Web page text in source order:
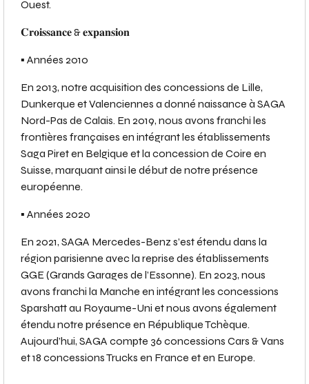
Ouest.
𝐂𝐫𝐨𝐢𝐬𝐬𝐚𝐧𝐜𝐞 & 𝐞𝐱𝐩𝐚𝐧𝐬𝐢𝐨𝐧
▪️ Années 2010
En 2013, notre acquisition des concessions de Lille,
Dunkerque et Valenciennes a donné naissance à SAGA
Nord-Pas de Calais. En 2019, nous avons franchi les
frontières françaises en intégrant les établissements
Saga Piret en Belgique et la concession de Coire en
Suisse, marquant ainsi le début de notre présence
européenne.
▪️ Années 2020
En 2021, SAGA Mercedes-Benz s’est étendu dans la
région parisienne avec la reprise des établissements
GGE (Grands Garages de l’Essonne). En 2023, nous
avons franchi la Manche en intégrant les concessions
Sparshatt au Royaume-Uni et nous avons également
étendu notre présence en République Tchèque.
Aujourd’hui, SAGA compte 36 concessions Cars & Vans
et 18 concessions Trucks en France et en Europe.